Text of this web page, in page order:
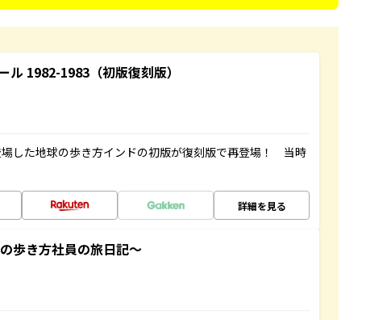
1982-1983（初版復刻版）
した地球の歩き方インドの初版が復刻版で再登場！ 当時
詳細を見る
歩き方社員の旅日記～